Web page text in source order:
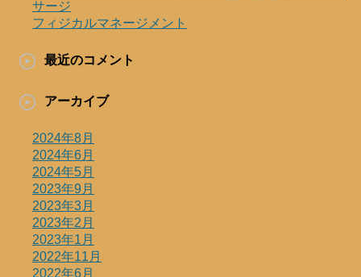
サージ
フィジカルマネージメント
最近のコメント
アーカイブ
2024年8月
2024年6月
2024年5月
2023年9月
2023年3月
2023年2月
2023年1月
2022年11月
2022年6月